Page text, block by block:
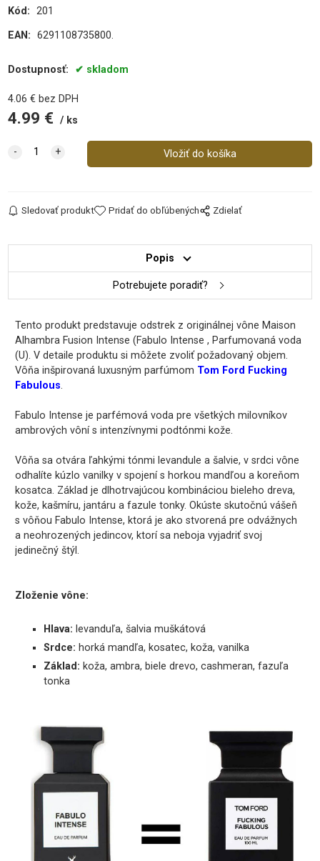
Kód: 201
EAN: 6291108735800.
Dostupnosť: skladom
4.06 € bez DPH
4.99 € ks
Sledovať produkt Pridať do obľúbených Zdielať
Popis
Potrebujete poradiť?
Tento produkt predstavuje odstrek z originálnej vône Maison
Alhambra Fusion Intense (Fabulo Intense , Parfumovaná voda
(U). V detaile produktu si môžete zvoliť požadovaný objem.
Vôňa inšpirovaná luxusným parfúmom Tom Ford Fucking
Fabulous.
Fabulo Intense je parfémová voda pre všetkých milovníkov
ambrových vôní s intenzívnymi podtónmi kože.
Vôňa sa otvára ľahkými tónmi levandule a šalvie, v srdci vône
odhalíte kúzlo vanilky v spojení s horkou mandľou a koreňom
kosatca. Základ je dlhotrvajúcou kombináciou bieleho dreva,
kože, kašmíru, jantáru a fazule tonky. Okúste skutočnú vášeň
s vôňou Fabulo Intense, ktorá je ako stvorená pre odvážnych
a neohrozených jedincov, ktorí sa neboja vyjadriť svoj
jedinečný štýl.
Zloženie vône:
Hlava: levanduľa, šalvia muškátová
Srdce: horká mandľa, kosatec, koža, vanilka
Základ: koža, ambra, biele drevo, cashmeran, fazuľa
tonka